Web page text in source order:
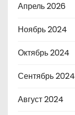
Апрель 2026
Ноябрь 2024
Октябрь 2024
Сентябрь 2024
Август 2024